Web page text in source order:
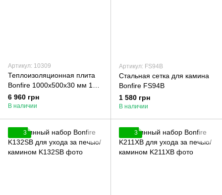
Артикул: 10309
Теплоизоляционная плита
Bonfire 1000х500х30 мм 10
шт.
6 960 грн
В наличии
Артикул: FS94B
Стальная сетка для камина
Bonfire FS94B
1 580 грн
В наличии
3 3